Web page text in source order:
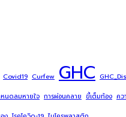
Covid19 Curfew GHC
หนดลมหายใจ การผ่อนคลาย ขี้เต็มท้อง คว